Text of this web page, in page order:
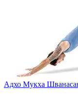
Адхо Мукха